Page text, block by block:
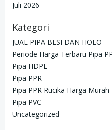
Juli 2026
Kategori
JUAL PIPA BESI DAN HOLO
Periode Harga Terbaru Pipa
Pipa HDPE
Pipa PPR
Pipa PPR Rucika Harga
Pipa PVC
Uncategorized